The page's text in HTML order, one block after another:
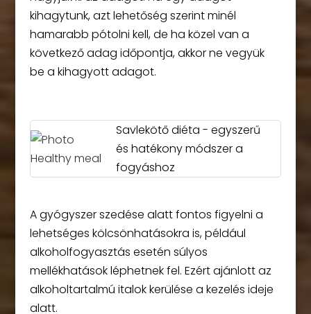
kihagytunk, azt lehetőség szerint minél
hamarabb pótolni kell, de ha közel van a
következő adag időpontja, akkor ne vegyük
be a kihagyott adagot.
Savlekötő diéta - egyszerű
és hatékony módszer a
fogyáshoz
A gyógyszer szedése alatt fontos figyelni a
lehetséges kölcsönhatásokra is, például
alkoholfogyasztás esetén súlyos
mellékhatások léphetnek fel. Ezért ajánlott az
alkoholtartalmú italok kerülése a kezelés ideje
alatt.